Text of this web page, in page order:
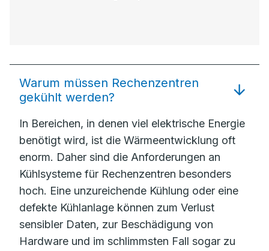
Warum müssen Rechenzentren
gekühlt werden?
In Bereichen, in denen viel elektrische Energie
benötigt wird, ist die Wärmeentwicklung oft
enorm. Daher sind die Anforderungen an
Kühlsysteme für Rechenzentren besonders
hoch. Eine unzureichende Kühlung oder eine
defekte Kühlanlage können zum Verlust
sensibler Daten, zur Beschädigung von
Hardware und im schlimmsten Fall sogar zu